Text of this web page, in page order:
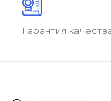
Гарантия